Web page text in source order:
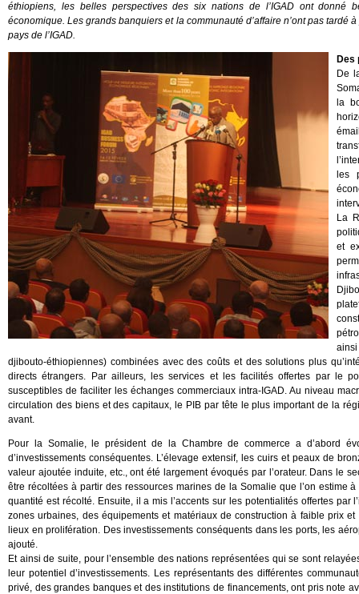
éthiopiens, les belles perspectives des six nations de l’IGAD ont donné
économique. Les grands banquiers et la communauté d’affaire n’ont pas
pays de l’IGAD.
Des
De
la
les
La
et
djibouto-éthiopiennes) combinées avec des coûts et des solutions plus
directs étrangers. Par ailleurs, les services et les facilités offertes par le
susceptibles de faciliter les échanges commerciaux intra-IGAD. Au niveau
circulation des biens et des capitaux, le PIB par tête le plus important de la
avant.
Pour la Somalie, le président de la Chambre de commerce a d’abord
d’investissements conséquentes. L’élevage extensif, les cuirs et peaux de
valeur ajoutée induite, etc., ont été largement évoqués par l’orateur. Dans le
être récoltées à partir des ressources marines de la Somalie que l’on estime
quantité est récolté. Ensuite, il a mis l’accents sur les potentialités offertes
zones urbaines, des équipements et matériaux de construction à faible prix
lieux en prolifération. Des investissements conséquents dans les ports, les
ajouté.
Et ainsi de suite, pour l’ensemble des nations représentées qui se sont
leur potentiel d’investissements. Les représentants des différentes
privé, des grandes banques et des institutions de financements, ont pris note